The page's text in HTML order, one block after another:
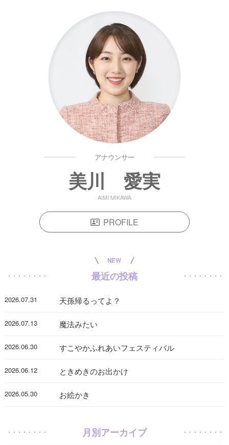
アナウンサー
美川 愛実
AIMI MIKAWA
PROFILE
NEW
最近の投稿
2026.07.31 天孫帰るってよ？
2026.07.13 魔法みたい
2026.06.30 すこやかふれあいフェスティバル
2026.06.12 ときめきのお出かけ
2026.05.30 お絵かき
月別アーカイブ